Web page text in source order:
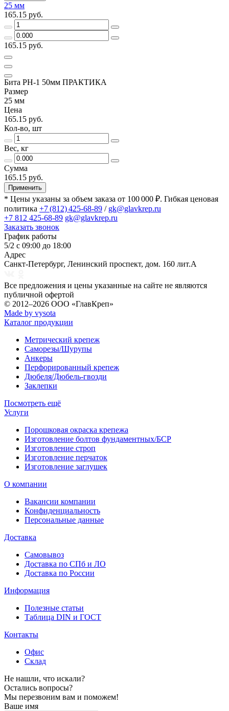
25 мм
165.15 руб.
165.15 руб.
Бита PH-1 50мм ПРАКТИКА
Размер
25 мм
Цена
165.15 руб.
Кол-во, шт
Вес, кг
Сумма
165.15 руб.
Применить
* Цены указаны за объем заказа от 100 000 ₽. Гибкая ценовая
политика +7 (812) 425-68-89 / gk@glavkrep.ru
+7 812 425-68-89 gk@glavkrep.ru
Заказать звонок
График работы
5/2 с 09:00 до 18:00
Адрес
Санкт-Петербург, Ленинский проспект, дом. 160 лит.А
Все предложения и цены указанные на сайте не являются
публичной офертой
© 2012–2026 ООО «ГлавКреп»
Made by vysota
Каталог продукции
Метрический крепеж
Саморезы/Шурупы
Анкеры
Перфорированный крепеж
Дюбеля/Дюбель-гвозди
Заклепки
Посмотреть ещё
Услуги
Порошковая окраска крепежа
Изготовление болтов фундаментных/БСР
Изготовление строп
Изготовление перчаток
Изготовление заглушек
О компании
Вакансии компании
Конфиденциальность
Персональные данные
Доставка
Самовывоз
Доставка по СПб и ЛО
Доставка по России
Информация
Полезные статьи
Таблица DIN и ГОСТ
Контакты
Офис
Склад
Не нашли, что искали?
Остались вопросы?
Мы перезвоним вам и поможем!
Ваше имя